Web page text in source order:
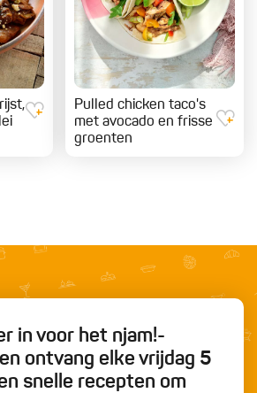
Pulled chicken taco's
met avocado en frisse
groenten
in voor het njam!-
ontvang elke vrijdag 5
snelle recepten om